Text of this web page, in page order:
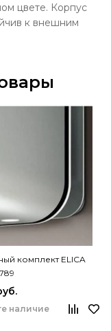
цвете. Корпус
к внешним
комплект ELICA
наличие